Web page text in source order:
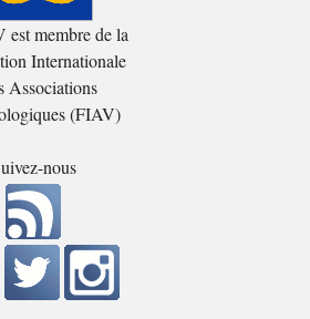
est membre de la
Internationale
Associations
(FIAV)
nous